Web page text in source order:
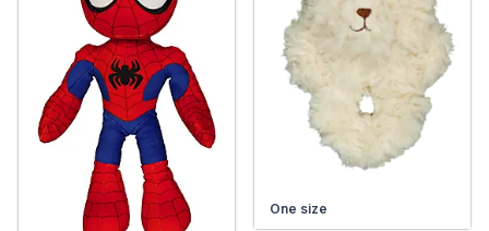
One size